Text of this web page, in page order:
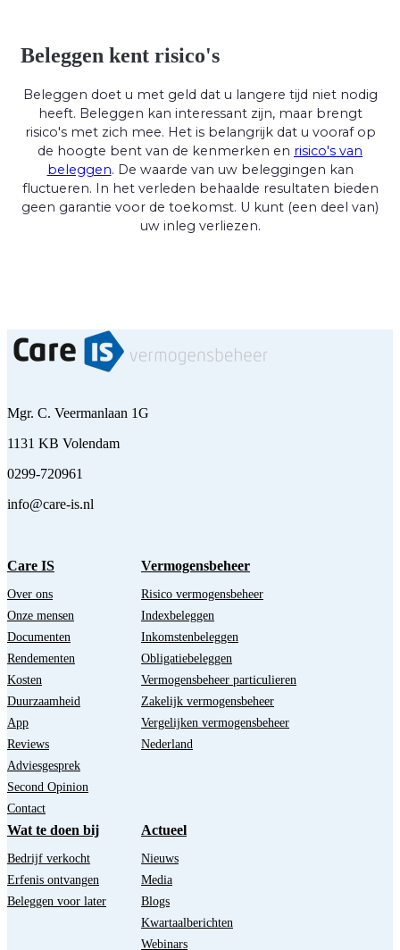
Beleggen kent risico's
Beleggen doet u met geld dat u langere tijd niet nodig
heeft. Beleggen kan interessant zijn, maar brengt
risico's met zich mee. Het is belangrijk dat u vooraf op
de hoogte bent van de kenmerken en risico's van
beleggen. De waarde van uw beleggingen kan
fluctueren. In het verleden behaalde resultaten bieden
geen garantie voor de toekomst. U kunt (een deel van)
uw inleg verliezen.
Mgr. C. Veermanlaan 1G
1131 KB Volendam
0299-720961
info@care-is.nl
Care IS
Over ons
Onze mensen
Documenten
Rendementen
Kosten
Duurzaamheid
App
Reviews
Adviesgesprek
Second Opinion
Contact
Vermogensbeheer
Risico vermogensbeheer
Indexbeleggen
Inkomstenbeleggen
Obligatiebeleggen
Vermogensbeheer particulieren
Zakelijk vermogensbeheer
Vergelijken vermogensbeheer
Nederland
Wat te doen bij
Bedrijf verkocht
Erfenis ontvangen
Beleggen voor later
Actueel
Nieuws
Media
Blogs
Kwartaalberichten
Webinars